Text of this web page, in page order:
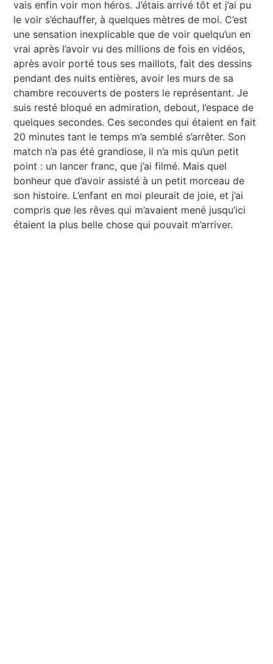
vais enfin voir mon héros. J’étais arrivé tôt et j’ai pu
le voir s’échauffer, à quelques mètres de moi. C’est
une sensation inexplicable que de voir quelqu’un en
vrai après l’avoir vu des millions de fois en vidéos,
après avoir porté tous ses maillots, fait des dessins
pendant des nuits entières, avoir les murs de sa
chambre recouverts de posters le représentant. Je
suis resté bloqué en admiration, debout, l’espace de
quelques secondes. Ces secondes qui étaient en fait
20 minutes tant le temps m’a semblé s’arrêter. Son
match n’a pas été grandiose, il n’a mis qu’un petit
point : un lancer franc, que j’ai filmé. Mais quel
bonheur que d’avoir assisté à un petit morceau de
son histoire. L’enfant en moi pleurait de joie, et j’ai
compris que les rêves qui m’avaient mené jusqu’ici
étaient la plus belle chose qui pouvait m’arriver.